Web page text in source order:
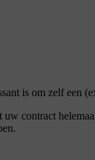
is om zelf een
contract